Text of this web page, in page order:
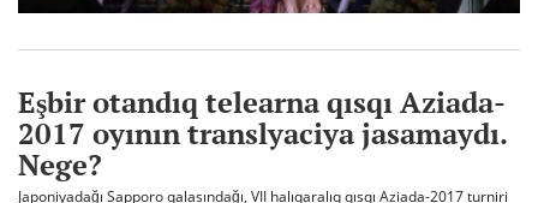
Eşbir otandıq telearna qısqı Aziada-
2017 oyının translyaciya jasamaydı.
Nege?
Japoniyadağı Sapporo qalasındağı, VII halıqaralıq qısqı Aziada-2017 turniri